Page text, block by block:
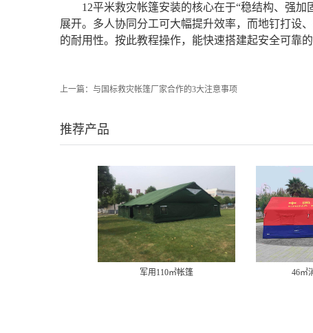
12平米救灾帐篷安装的核心在于“稳结构、强
展开。多人协同分工可大幅提升效率，而地钉打设
的耐用性。按此教程操作，能快速搭建起安全可靠
上一篇： 与国标救灾帐篷厂家合作的3大注意事项
推荐产品
军用110㎡帐篷 46㎡